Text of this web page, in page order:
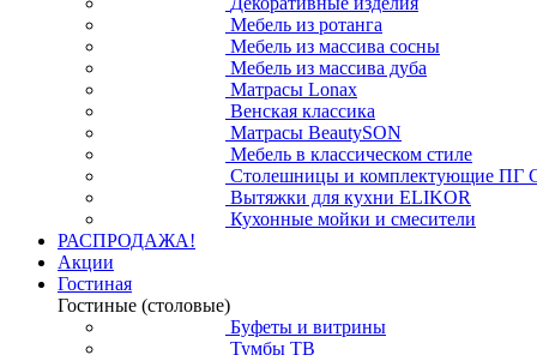
Мебель из ротанга
Мебель из массива сосны
Мебель из массива дуба
Матрасы Lonax
Венская классика
Матрасы BeautySON
Мебель в классическом стиле
Столешницы и комплектующие ПГ
Вытяжки для кухни ELIKOR
Кухонные мойки и смесители
РАСПРОДАЖА!
Акции
Гостиная
Гостиные (столовые)
Буфеты и витрины
Тумбы ТВ